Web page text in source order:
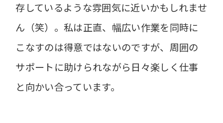
存しているような雰囲気に近いかもしれませ
ん（笑）。私は正直、幅広い作業を同時に
こなすのは得意ではないのですが、周囲の
サポートに助けられながら日々楽しく仕事
と向かい合っています。